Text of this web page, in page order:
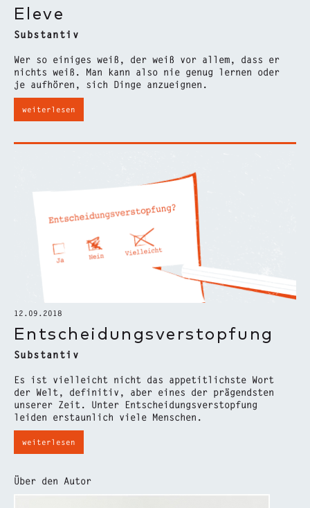
Eleve
Substantiv
Wer so einiges weiß, der weiß vor allem, dass er
nichts weiß. Man kann also nie genug lernen oder
je aufhören, sich Dinge anzueignen.
weiterlesen
12.09.2018
Entscheidungsverstopfung
Substantiv
Es ist vielleicht nicht das appetitlichste Wort
der Welt, definitiv, aber eines der prägendsten
unserer Zeit. Unter Entscheidungsverstopfung
leiden erstaunlich viele Menschen.
weiterlesen
Über den Autor